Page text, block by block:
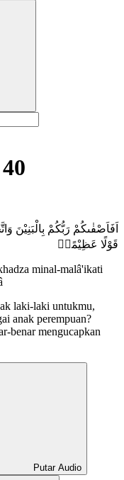
اَفَاَصْفٰىكُمْ رَبُّكُمْ بِالْبَنِيْنَ
قَوْلًا عَظِيْمًاࣖ
minal-malâ'ikati
laki-laki untukmu,
anak perempuan?
benar mengucapkan
Putar Audio